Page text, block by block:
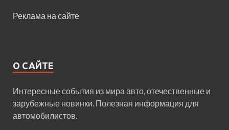
Реклама на сайте
О САЙТЕ
Интересные события из мира авто, отечественные и
зарубежные новинки. Полезная информация для
автомобилистов.